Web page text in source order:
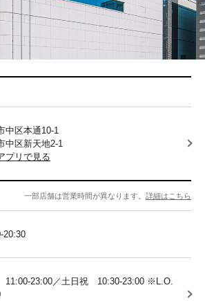
中区本通10-1
中区新天地2-1
プリで見る
一部店舗は営業時間が異なります。 詳細はこちら
20:30
23:00／土日祝 10:30-23:00 ※L.O.